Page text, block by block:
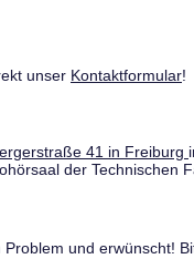
unser Kontaktformular!
41 in Freiburg
der Technischen
und erwünscht!